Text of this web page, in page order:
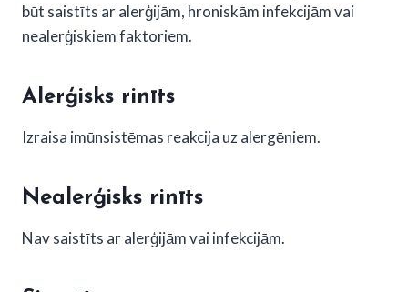
būt saistīts ar alerģijām, hroniskām infekcijām vai
nealerģiskiem faktoriem.
Alerģisks rinīts
Izraisa imūnsistēmas reakcija uz alergēniem.
Nealerģisks rinīts
Nav saistīts ar alerģijām vai infekcijām.